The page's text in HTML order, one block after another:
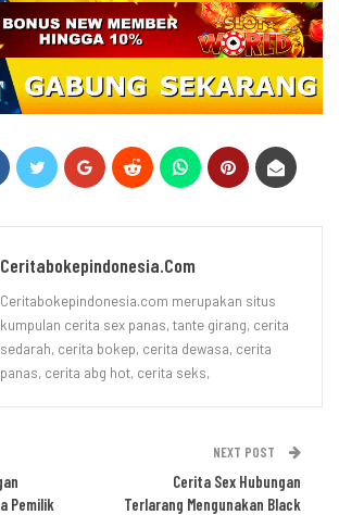
Ceritabokepindonesia.com
Ceritabokepindonesia.com merupakan situs
kumpulan cerita sex panas, tante girang, cerita
sedarah, cerita bokep, cerita dewasa, cerita
panas, cerita abg hot, cerita seks,
Pemilik
NEXT POST
Cerita Sex Hubungan
Terlarang Mengunakan Black